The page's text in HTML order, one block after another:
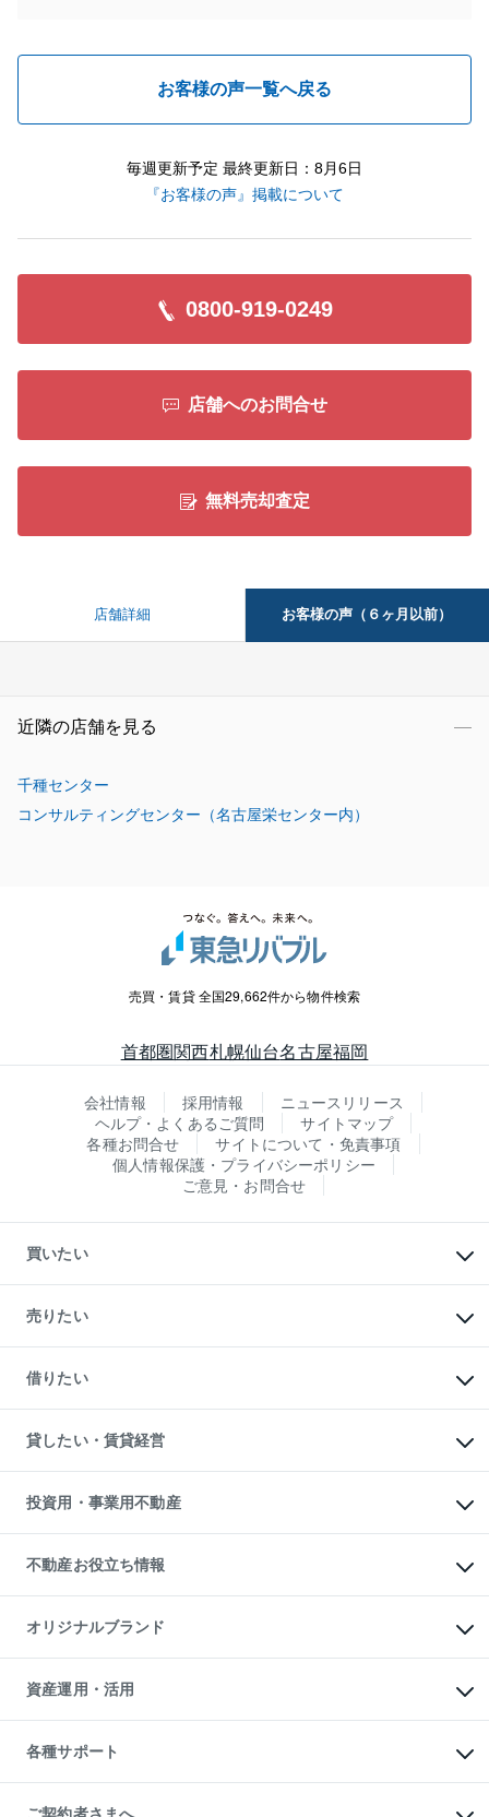
お客様の声一覧へ戻る
毎週更新予定 最終更新日：8月6日
『お客様の声』掲載について
0800-919-0249
店舗へのお問合せ
無料売却査定
店舗詳細 お客様の声（６ヶ月以前）
近隣の店舗を見る
千種センター
コンサルティングセンター（名古屋栄センター内）
売買・賃貸 全国29,662件から物件検索
首都圏関西札幌仙台名古屋福岡
会社情報 採用情報
ニュースリリース
ヘルプ・よくあるご質問
サイトマップ
各種お問合せ
サイトについて・免責事項
個人情報保護・プライバシーポリシー
ご意見・お問合せ
買いたい
新築・分譲マンションの購入
中古マンションの購入
一戸建ての購入
中古一戸建ての購入
不動産購入の流れ
注目キーワード物件特集
購入ガイド
English 繁体中文簡体中文
売りたい
一戸建ての売却・査定
土地の売却・査定
スピードAI査定
不動産査定について
不動産売却の流れ
不動産買換えの流れ
売却ガイド
借りたい
オフィス・店舗の賃貸
借りるときの流れ
借りるガイド
貸したい・賃貸経営
マンション賃料データ
賃貸管理プラン
リロケーションについて
貸すガイド
投資用・事業用不動産
事業用不動産
マンション投資
投資用マンション
アパート経営
収益物件
ビル購入（ビル一棟）
投資用不動産の売却査定
事業用不動産の売却査定
不動産お役立ち情報
マンションライブラリー
人気マンションランキング
暮らしに役立つ不動産メディア
不動産相場・不動産価格情報
不動産コラム・ニュース
不動産用語集
不動産なんでもネット相談室
住まいの税金
オリジナルブランド
一棟リノベーションマンション
L`GENTE（ルジェンテ）
区分リノベーションマンション
投資用一棟レジデンスWELL
不動産小口投資
LEGACIA（レガシア）
資産運用・活用
不動産M&A
アセットマネジメント・出資
各種サポート
相続サポート